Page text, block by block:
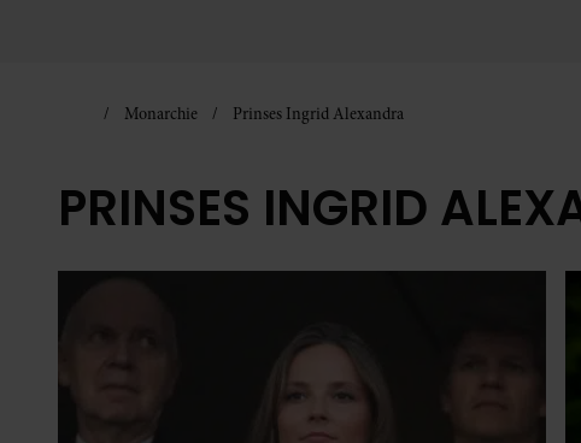
Monarchie Prinses Ingrid Alexandra
PRINSES INGRID